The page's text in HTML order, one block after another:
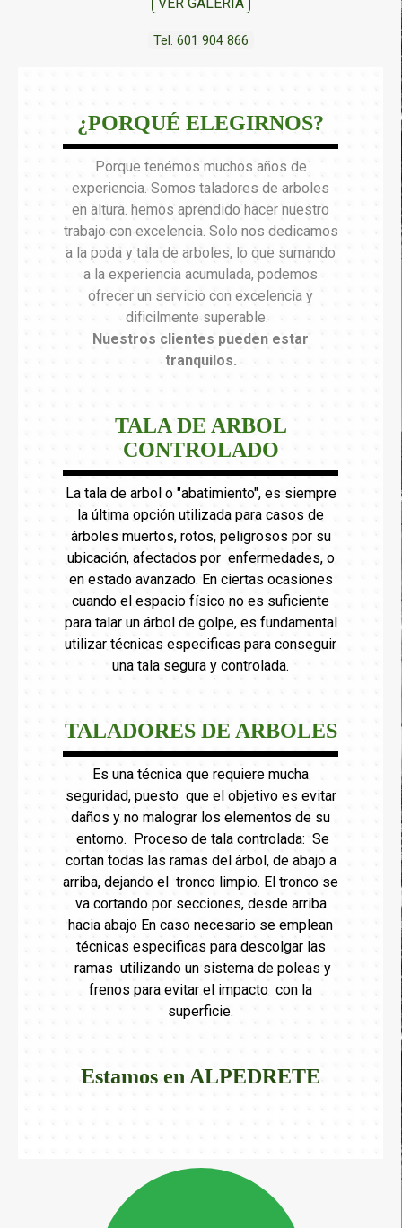
Tel. 601 904 866
¿PORQUÉ ELEGIRNOS?
Porque tenémos muchos años de
experiencia. Somos taladores de arboles
en altura. hemos aprendido hacer nuestro
trabajo con excelencia. Solo nos dedicamos
a la poda y tala de arboles, lo que sumando
a la experiencia acumulada, podemos
ofrecer un servicio con excelencia y
dificilmente superable.
Nuestros clientes pueden estar
tranquilos.
TALA DE ARBOL
CONTROLADO
La tala de arbol o "abatimiento", es siempre
la última opción utilizada para casos de
árboles muertos, rotos, peligrosos por su
ubicación, afectados por enfermedades, o
en estado avanzado. En ciertas ocasiones
cuando el espacio físico no es suficiente
para talar un árbol de golpe, es fundamental
utilizar técnicas especificas para conseguir
una tala segura y controlada.
TALADORES DE ARBOLES
Es una técnica que requiere mucha
seguridad, puesto que el objetivo es evitar
daños y no malograr los elementos de su
entorno. Proceso de tala controlada: Se
cortan todas las ramas del árbol, de abajo a
arriba, dejando el tronco limpio. El tronco se
va cortando por secciones, desde arriba
hacia abajo En caso necesario se emplean
técnicas especificas para descolgar las
ramas utilizando un sistema de poleas y
frenos para evitar el impacto con la
superficie.
Estamos en ALPEDRETE